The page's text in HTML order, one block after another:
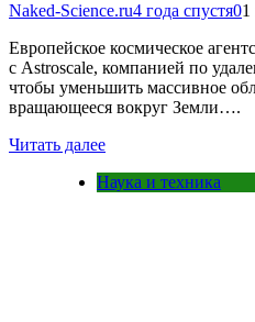
Naked-Science.ru4 года спустя0
Европейское космическое
с Astroscale, компанией по
чтобы уменьшить массивное
вращающееся вокруг Земли….
Читать далее
Наука и техника